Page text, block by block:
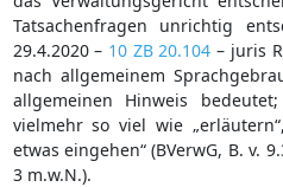
Tatsachenfragen unrichtig
29.4.2020 – 10 ZB 20.104 – juris
nach allgemeinem
allgemeinen Hinweis
vielmehr so viel wie
etwas eingehen“ (BVerwG, B. v.
3 m.w.N.).